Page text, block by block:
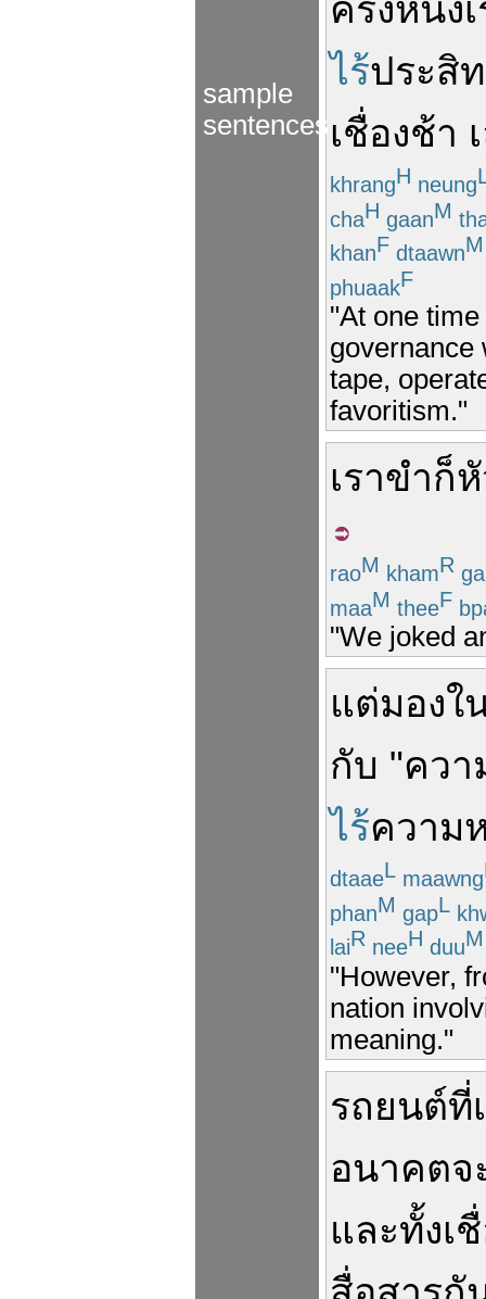
sample
sentences
ครั้งหนึ่ง
ไร้ประสิ
เชื่องช้า
khrangH neung
chaH gaanM
khanF dtaawnM
phuaakF
"At one
governance
tape,
favoritism."
เราขำก็
raoM khamR
maaM theeF
"We joked
แต่มองใ
กับ "ควา
ไร้ความ
dtaaeL maawng
phanM gapL
laiR neeH duuM
"However,
nation
meaning."
รถยนต์ที่
อนาคตจ
และทั้งเ